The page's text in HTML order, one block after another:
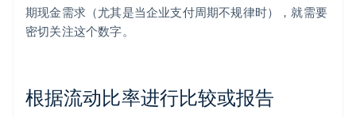
期现金需求（尤其是当企业支付周期不规律时），就需要
密切关注这个数字。
根据流动比率进行比较或报告